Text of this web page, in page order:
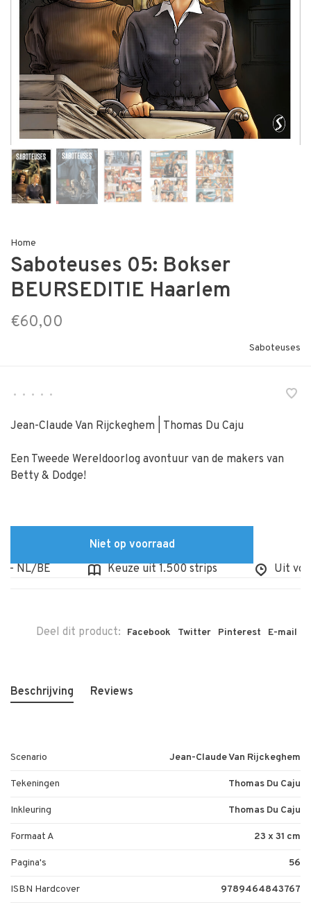
Home
Saboteuses 05: Bokser
BEURSEDITIE Haarlem
€60,00
Saboteuses
• • • • •
Jean-Claude Van Rijckeghem | Thomas Du Caju
Een Tweede Wereldoorlog avontuur van de makers van
Betty & Dodge!
Niet op voorraad
NL/BE
Keuze uit 1.500 strips Uit
Deel dit product: Facebook Twitter Pinterest E-mail
Beschrijving Reviews
Scenario Jean-Claude Van Rijckeghem
Tekeningen Thomas Du Caju
Inkleuring Thomas Du Caju
Formaat A 23 x 31 cm
Pagina's 56
ISBN Hardcover 9789464843767